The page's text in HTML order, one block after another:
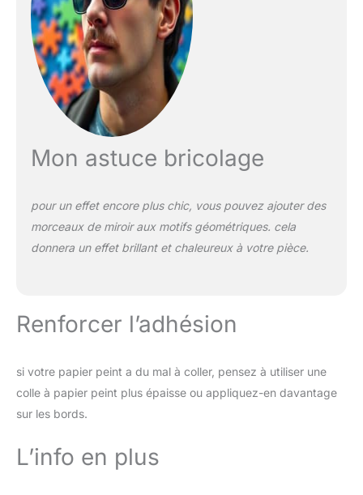
Mon astuce bricolage
pour un effet encore plus chic, vous pouvez ajouter des
morceaux de miroir aux motifs géométriques. cela
donnera un effet brillant et chaleureux à votre pièce.
Renforcer l’adhésion
si votre papier peint a du mal à coller, pensez à utiliser une
colle à papier peint plus épaisse ou appliquez-en davantage
sur les bords.
L’info en plus